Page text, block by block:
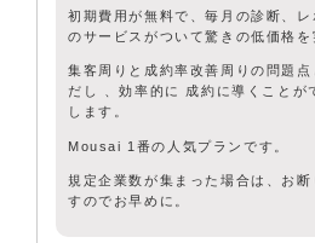
初期費用が無料で、毎月の診断、
のサービスがついて驚きの低価格を
集客周りと成約率改善周りの問題
だし 、効率的に 成約に導くことが
します。
Mousai 1番の人気プランです。
規定企業数が集まった場合は、お断
すのでお早めに。